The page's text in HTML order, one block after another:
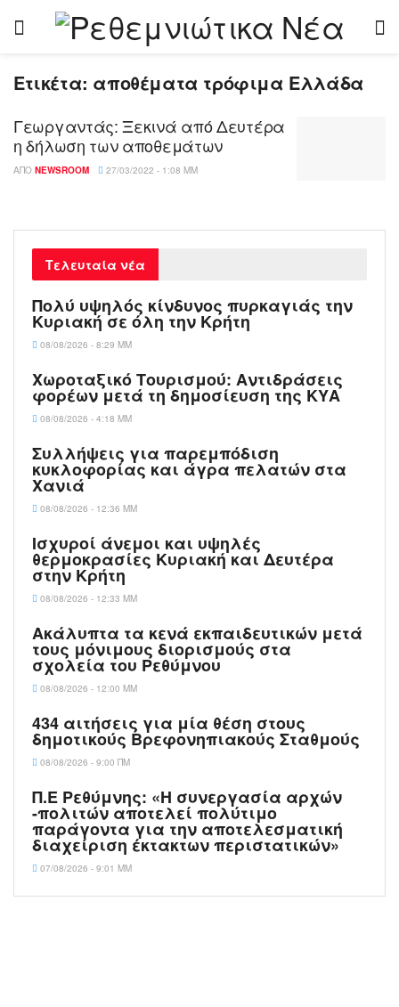
Ετικέτα: αποθέματα τρόφιμα Ελλάδα
Γεωργαντάς: Ξεκινά από Δευτέρα
η δήλωση των αποθεμάτων
ΑΠΌ NEWSROOM 27/03/2022 - 1:08 ΜΜ
Τελευταία νέα
Πολύ υψηλός κίνδυνος πυρκαγιάς την
Κυριακή σε όλη την Κρήτη
08/08/2026 - 8:29 ΜΜ
Χωροταξικό Τουρισμού: Αντιδράσεις
φορέων μετά τη δημοσίευση της ΚΥΑ
08/08/2026 - 4:18 ΜΜ
Συλλήψεις για παρεμπόδιση
κυκλοφορίας και άγρα πελατών στα
Χανιά
08/08/2026 - 12:36 ΜΜ
Ισχυροί άνεμοι και υψηλές
θερμοκρασίες Κυριακή και Δευτέρα
στην Κρήτη
08/08/2026 - 12:33 ΜΜ
Ακάλυπτα τα κενά εκπαιδευτικών μετά
τους μόνιμους διορισμούς στα
σχολεία του Ρεθύμνου
08/08/2026 - 12:00 ΜΜ
434 αιτήσεις για μία θέση στους
δημοτικούς Βρεφονηπιακούς Σταθμούς
08/08/2026 - 9:00 ΠΜ
Π.Ε Ρεθύμνης: «Η συνεργασία αρχών
-πολιτών αποτελεί πολύτιμο
παράγοντα για την αποτελεσματική
διαχείριση έκτακτων περιστατικών»
07/08/2026 - 9:01 ΜΜ